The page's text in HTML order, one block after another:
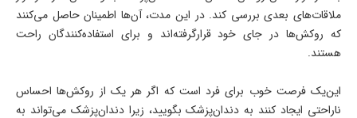
ملاقات‌های بعدی بررسی کند. در این مدت، آن‌ها اطمینان حاصل می‌کنند
که روکش‌ها در جای خود قرارگرفته‌اند و برای استفاده‌کنندگان راحت
هستند.
این‌یک فرصت خوب برای فرد است که اگر هر یک از روکش‌ها احساس
ناراحتی ایجاد کنند به دندان‌پزشک بگویید، زیرا دندان‌پزشک می‌تواند به